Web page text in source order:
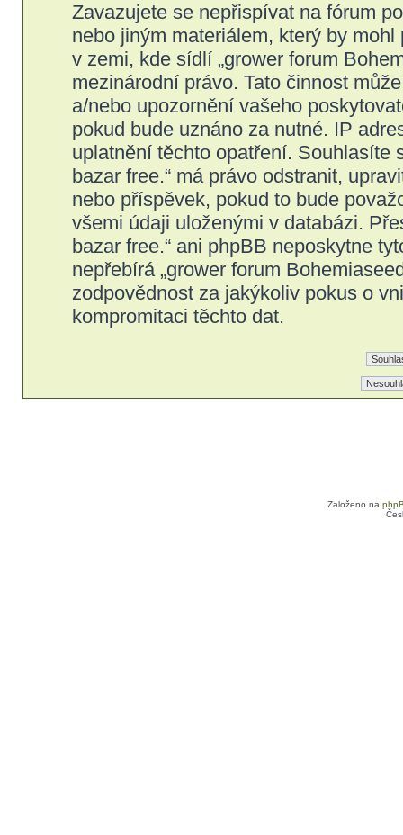
Zavazujete se nepřispívat na fórum
nebo jiným materiálem, který by
v zemi, kde sídlí „grower forum
mezinárodní právo. Tato činnost
a/nebo upozornění vašeho
pokud bude uznáno za nutné. IP
uplatnění těchto opatření. Souhlasíte
bazar free.“ má právo odstranit,
nebo příspěvek, pokud to bude
všemi údaji uloženými v databázi.
bazar free.“ ani phpBB neposkytne
nepřebírá „grower forum
zodpovědnost za jakýkoliv pokus o
kompromitaci těchto dat.
Založeno na